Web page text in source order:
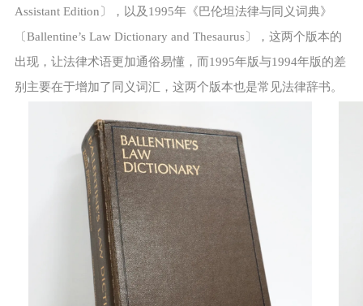
Assistant Edition〕，以及1995年《巴伦坦法律与同义词典》
〔Ballentine’s Law Dictionary and Thesaurus〕，这两个版本的
出现，让法律术语更加通俗易懂，而1995年版与1994年版的差
别主要在于增加了同义词汇，这两个版本也是常见法律辞书。